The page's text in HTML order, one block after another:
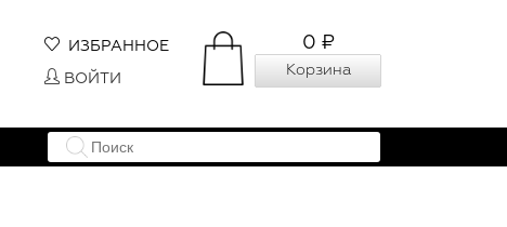
0 ₽
Корзина
ИЗБРАННОЕ
ВОЙТИ